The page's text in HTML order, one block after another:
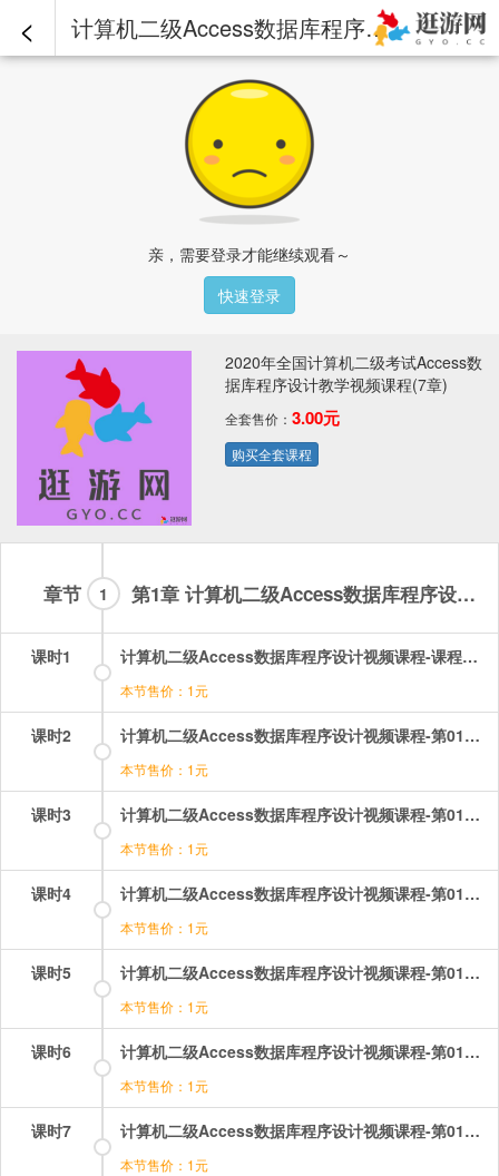
< 计算机二级Access数据库程序设计视频课程-第03章-操作：使用SQL语句创建查询.mp4 - 2020年全国计算机二级考试Access数据库程序设计教学视频课程(7章)
亲，需要登录才能继续观看～
快速登录
2020年全国计算机二级考试Access数
据库程序设计教学视频课程(7章)
全套售价： 3.00元
购买全套课程
章节 第1章 计算机二级Access数据库程序设计 第01章
1
课时1 计算机二级Access数据库程序设计视频课程-课程介绍-Access数据库程序设计考纲及课程介绍.mp4
本节售价：1元
课时2 计算机二级Access数据库程序设计视频课程-第01章-1.1数据库基础知识（1）.mp4
本节售价：1元
课时3 计算机二级Access数据库程序设计视频课程-第01章-1.1数据库基础知识（2）.mp4
本节售价：1元
课时4 计算机二级Access数据库程序设计视频课程-第01章-1.1数据库基础知识（3）.mp4
本节售价：1元
课时5 计算机二级Access数据库程序设计视频课程-第01章-1.2关系数据库.mp4
本节售价：1元
课时6 计算机二级Access数据库程序设计视频课程-第01章-1.3数据库设计基础.mp4
本节售价：1元
课时7 计算机二级Access数据库程序设计视频课程-第01章-1.4Access概述.mp4
本节售价：1元